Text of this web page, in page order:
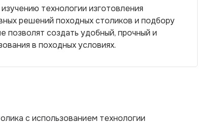
технологии изготовления
решений походных столиков и подбору
создать удобный, прочный и
в походных условиях.
с использованием технологии